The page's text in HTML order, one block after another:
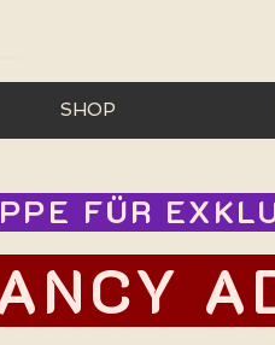
SHOP
FÜR